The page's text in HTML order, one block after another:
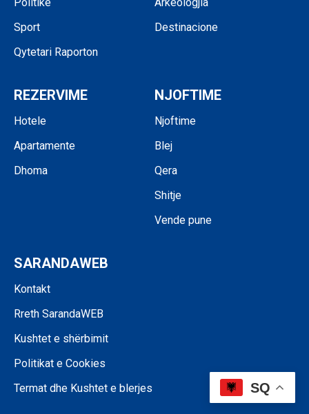
Sport
Qytetari Raporton
Destinacione
REZERVIME
Hotele
Apartamente
Dhoma
NJOFTIME
Njoftime
Blej
Qera
Shitje
Vende pune
SARANDAWEB
Kontakt
Rreth SarandaWEB
Kushtet e shërbimit
Politikat e Cookies
Termat dhe Kushtet e blerjes
SQ